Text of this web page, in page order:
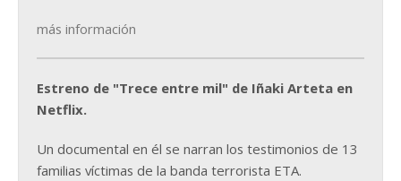
más información
Estreno de "Trece entre mil" de Iñaki Arteta en
Netflix.
Un documental en él se narran los testimonios de 13
familias víctimas de la banda terrorista ETA.